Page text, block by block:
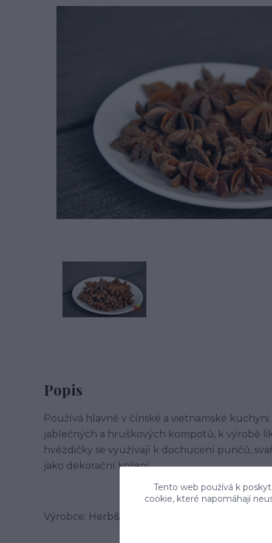
Popis
Používá hlavně v čínské a vietnamské
jablečných a hruškových kompotů, k výrobě
hvězdičky se využívají k dochucení punčů,
jako dekorační koření.
Výrobce: Herb&Spice market s.r.o. ,
Tento web používá k
cookie, které napomáhají